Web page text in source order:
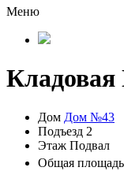
Меню
Дом Дом №43
Подъезд 2
Этаж Подвал
Общая площадь